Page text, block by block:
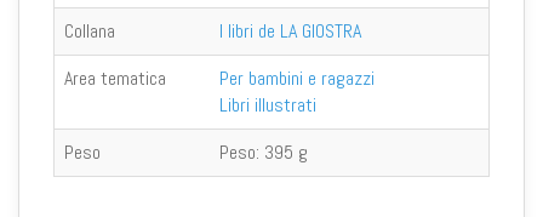
Collana
I libri de LA GIOSTRA
Area tematica
Per bambini e ragazzi
Libri illustrati
Peso
Peso: 395 g